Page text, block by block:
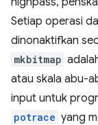
Setiap operasi
dinonaktifkan
mkbitmap
atau skala abu-
input untuk
potrace yang